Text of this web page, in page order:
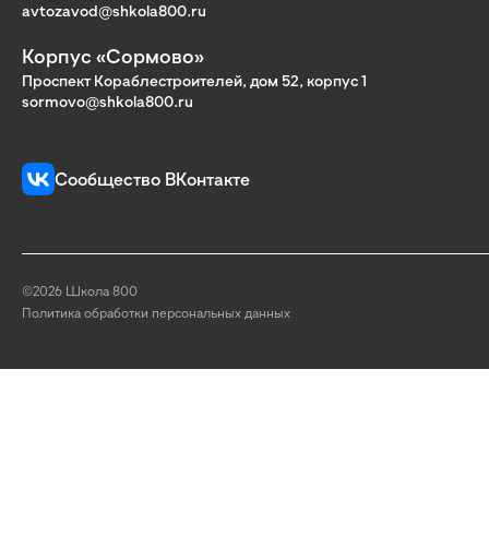
avtozavod@shkola800.ru
Корпус «Сормово»
Проспект Кораблестроителей, дом 52, корпус 1
sormovo@shkola800.ru
Сообщество ВКонтакте
©2026 Школа 800
Политика обработки персональных данных